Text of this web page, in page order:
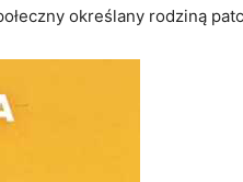
określany rodziną